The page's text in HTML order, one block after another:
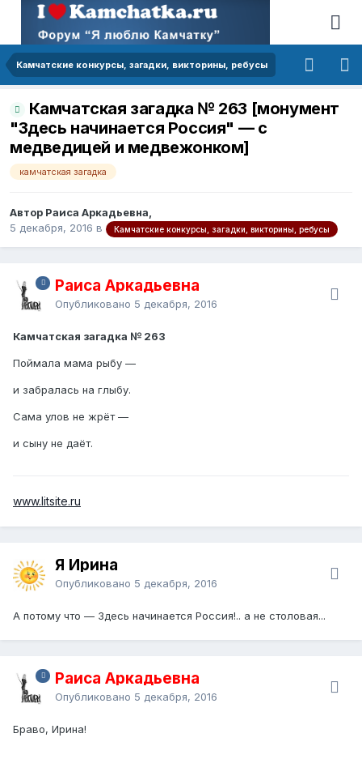
Камчатские конкурсы, загадки, викторины, ребусы
Камчатская загадка № 263 [монумент
"Здесь начинается Россия" — с
медведицей и медвежонком]
камчатская загадка
Автор Раиса Аркадьевна,
5 декабря, 2016 в Камчатские конкурсы, загадки, викторины, ребусы
Раиса Аркадьевна
Опубликовано 5 декабря, 2016
Камчатская загадка № 263
Поймала мама рыбу —
и забралась на глыбу.
Сама улов не жрёт —
и сыну не даёт.
www.litsite.ru
Я Ирина
Опубликовано 5 декабря, 2016
А потому что — Здесь начинается Россия!.. а не столовая...
Раиса Аркадьевна
Опубликовано 5 декабря, 2016
Браво, Ирина!